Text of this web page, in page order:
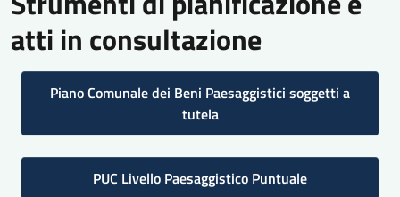
atti in consultazione
Piano Comunale dei Beni Paesaggistici soggetti a
tutela
PUC Livello Paesaggistico Puntuale